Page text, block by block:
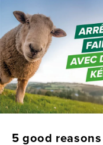
5 good